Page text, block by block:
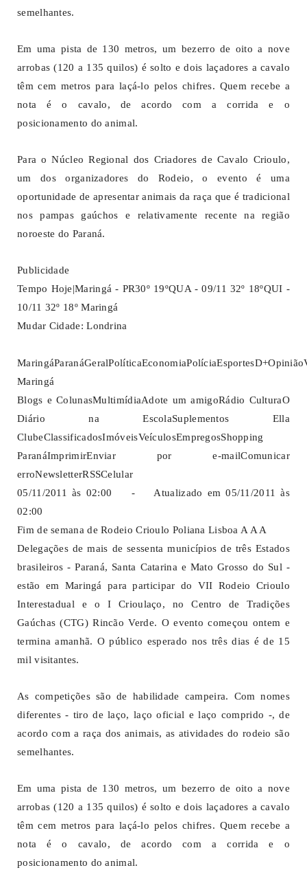
semelhantes.
Em uma pista de 130 metros, um bezerro de oito a nove
arrobas (120 a 135 quilos) é solto e dois laçadores a cavalo
têm cem metros para laçá-lo pelos chifres. Quem recebe a
nota é o cavalo, de acordo com a corrida e o
posicionamento do animal.
Para o Núcleo Regional dos Criadores de Cavalo Crioulo,
um dos organizadores do Rodeio, o evento é uma
oportunidade de apresentar animais da raça que é tradicional
nos pampas gaúchos e relativamente recente na região
noroeste do Paraná.
Publicidade
Tempo Hoje|Maringá - PR30º 19ºQUA - 09/11 32º 18ºQUI -
10/11 32º 18º Maringá
Mudar Cidade: Londrina
Maringá
Blogs e ColunasMultimídiaAdote um amigoRádio CulturaO
Diário na EscolaSuplementos Ella
ClubeClassificadosImóveisVeículosEmpregosShopping
ParanáImprimirEnviar por e-mailComunicar
erroNewsletterRSSCelular
05/11/2011 às 02:00 - Atualizado em 05/11/2011 às
02:00
Fim de semana de Rodeio Crioulo Poliana Lisboa A A A
Delegações de mais de sessenta municípios de três Estados
brasileiros - Paraná, Santa Catarina e Mato Grosso do Sul -
estão em Maringá para participar do VII Rodeio Crioulo
Interestadual e o I Crioulaço, no Centro de Tradições
Gaúchas (CTG) Rincão Verde. O evento começou ontem e
termina amanhã. O público esperado nos três dias é de 15
mil visitantes.
As competições são de habilidade campeira. Com nomes
diferentes - tiro de laço, laço oficial e laço comprido -, de
acordo com a raça dos animais, as atividades do rodeio são
semelhantes.
Em uma pista de 130 metros, um bezerro de oito a nove
arrobas (120 a 135 quilos) é solto e dois laçadores a cavalo
têm cem metros para laçá-lo pelos chifres. Quem recebe a
nota é o cavalo, de acordo com a corrida e o
posicionamento do animal.